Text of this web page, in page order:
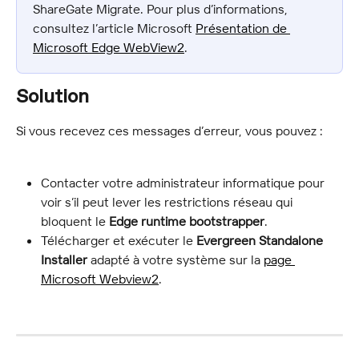
ShareGate Migrate. Pour plus d’informations,
consultez l’article Microsoft Présentation de
Microsoft Edge WebView2.
Solution
Si vous recevez ces messages d’erreur, vous pouvez :
Contacter votre administrateur informatique pour
voir s’il peut lever les restrictions réseau qui
bloquent le Edge runtime bootstrapper.
Télécharger et exécuter le Evergreen Standalone
Installer adapté à votre système sur la page
Microsoft Webview2.